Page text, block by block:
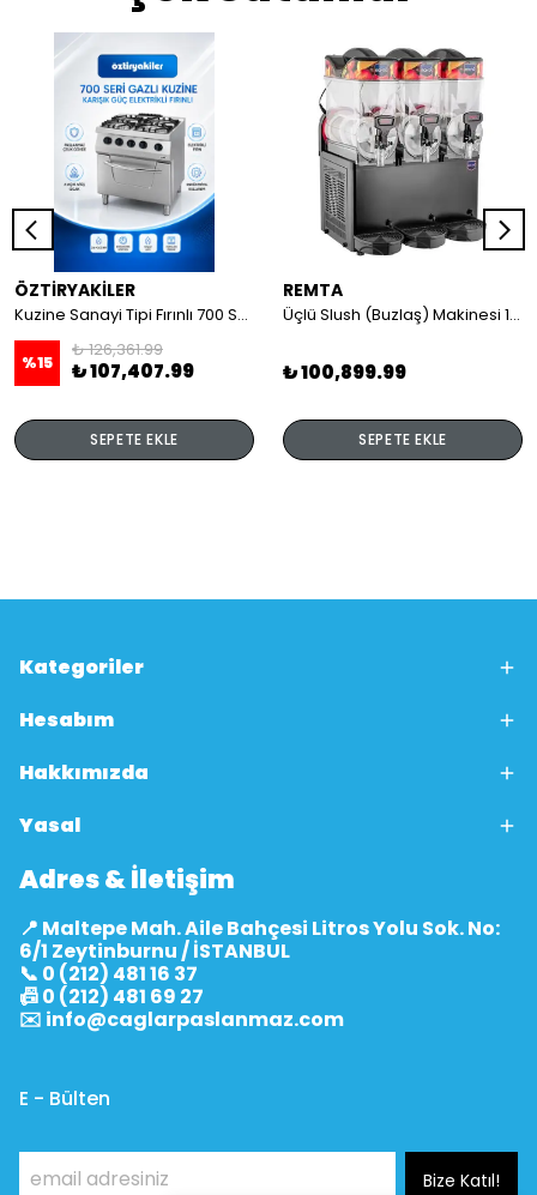
ÖZTİRYAKİLER
Kuzine Sanayi Tipi Fırınlı 700 Seri Gazlı 4 Açık Ateş 80x70x85 (Lp)-2X6Kw+2X7,5Kw+6Kw Elektrikli Fırın
%15
₺ 126,361.99
₺ 107,407.99
SEPETE EKLE
REMTA
Üçlü Slush (Buzlaş) Makinesi 12+12+12 lt
₺ 100,899.99
SEPETE EKLE
Kategoriler
Hesabım
Hakkımızda
Yasal
Adres & İletişim
📍 Maltepe Mah. Aile Bahçesi Litros Yolu Sok. No:
6/1 Zeytinburnu / İSTANBUL
📞 0 (212) 481 16 37
📠 0 (212) 481 69 27
✉️ info@caglarpaslanmaz.com
E - Bülten
Bize Katıl!